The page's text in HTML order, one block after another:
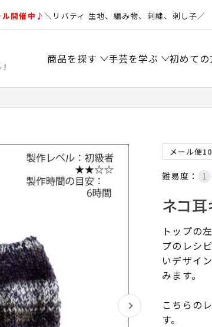
ル開催中♪＼リバティ 生地、編み物、刺繍、刺し子／
商品を探す 手芸を学ぶ 初めての
メール便
難易度：
ネコ耳
トップの
プのレシ
いデザイ
みます。
こちらの
す。